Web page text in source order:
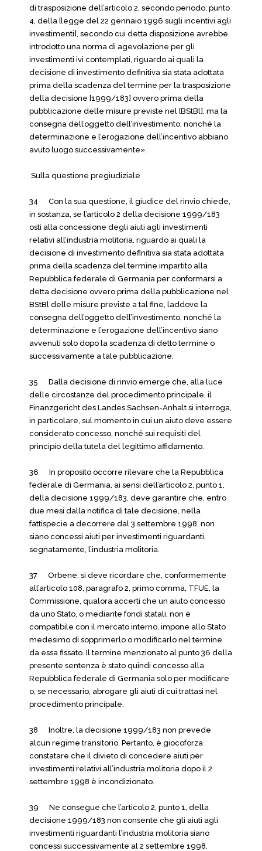
di trasposizione dell’articolo 2, secondo periodo, punto
4, della [legge del 22 gennaio 1996 sugli incentivi agli
investimenti], secondo cui detta disposizione avrebbe
introdotto una norma di agevolazione per gli
investimenti ivi contemplati, riguardo ai quali la
decisione di investimento definitiva sia stata adottata
prima della scadenza del termine per la trasposizione
della decisione [1999/183] ovvero prima della
pubblicazione delle misure previste nel [BStBl], ma la
consegna dell’oggetto dell’investimento, nonché la
determinazione e l’erogazione dell’incentivo abbiano
avuto luogo successivamente».
Sulla questione pregiudiziale
34 Con la sua questione, il giudice del rinvio chiede,
in sostanza, se l’articolo 2 della decisione 1999/183
osti alla concessione degli aiuti agli investimenti
relativi all’industria molitoria, riguardo ai quali la
decisione di investimento definitiva sia stata adottata
prima della scadenza del termine impartito alla
Repubblica federale di Germania per conformarsi a
detta decisione ovvero prima della pubblicazione nel
BStBl delle misure previste a tal fine, laddove la
consegna dell’oggetto dell’investimento, nonché la
determinazione e l’erogazione dell’incentivo siano
avvenuti solo dopo la scadenza di detto termine o
successivamente a tale pubblicazione.
35 Dalla decisione di rinvio emerge che, alla luce
delle circostanze del procedimento principale, il
Finanzgericht des Landes Sachsen-Anhalt si interroga,
in particolare, sul momento in cui un aiuto deve essere
considerato concesso, nonché sui requisiti del
principio della tutela del legittimo affidamento.
36 In proposito occorre rilevare che la Repubblica
federale di Germania, ai sensi dell’articolo 2, punto 1,
della decisione 1999/183, deve garantire che, entro
due mesi dalla notifica di tale decisione, nella
fattispecie a decorrere dal 3 settembre 1998, non
siano concessi aiuti per investimenti riguardanti,
segnatamente, l’industria molitoria.
37 Orbene, si deve ricordare che, conformemente
all’articolo 108, paragrafo 2, primo comma, TFUE, la
Commissione, qualora accerti che un aiuto concesso
da uno Stato, o mediante fondi statali, non è
compatibile con il mercato interno, impone allo Stato
medesimo di sopprimerlo o modificarlo nel termine
da essa fissato. Il termine menzionato al punto 36 della
presente sentenza è stato quindi concesso alla
Repubblica federale di Germania solo per modificare
o, se necessario, abrogare gli aiuti di cui trattasi nel
procedimento principale.
38 Inoltre, la decisione 1999/183 non prevede
alcun regime transitorio. Pertanto, è giocoforza
constatare che il divieto di concedere aiuti per
investimenti relativi all’industria molitoria dopo il 2
settembre 1998 è incondizionato.
39 Ne consegue che l’articolo 2, punto 1, della
decisione 1999/183 non consente che gli aiuti agli
investimenti riguardanti l’industria molitoria siano
concessi successivamente al 2 settembre 1998.